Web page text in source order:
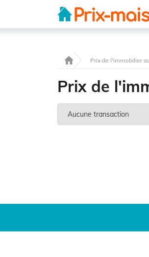
Prix de l'immobilier
Prix de
Aucune transaction